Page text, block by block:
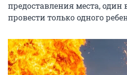
предоставления места,
провести только одного